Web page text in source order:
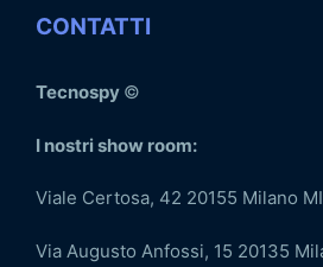
CONTATTI
Tecnospy ©
I nostri show room:
Viale Certosa, 42 20155 Milano MI
Via Augusto Anfossi, 15 20135